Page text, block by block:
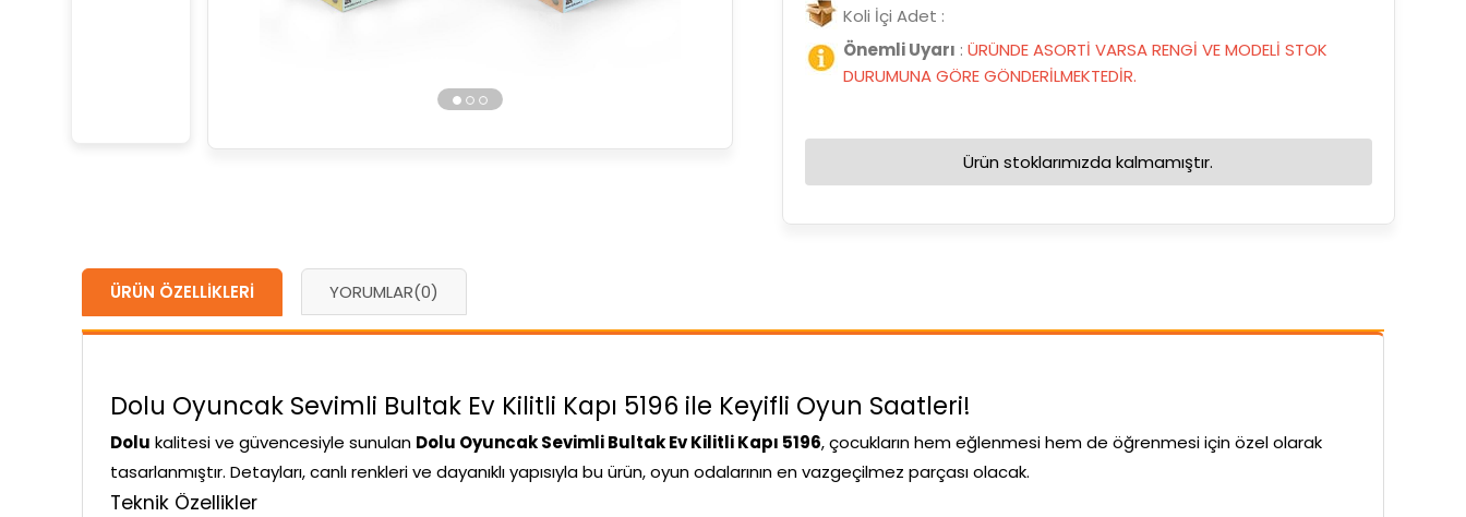
Koli İçi Adet :
Önemli Uyarı : ÜRÜNDE ASORTİ VARSA RENGİ VE MODELİ STOK
DURUMUNA GÖRE GÖNDERİLMEKTEDİR.
Ürün stoklarımızda kalmamıştır.
ÜRÜN ÖZELLIKLERI YORUMLAR(0)
Dolu Oyuncak Sevimli Bultak Ev Kilitli Kapı 5196 ile Keyifli Oyun Saatleri!
Dolu kalitesi ve güvencesiyle sunulan Dolu Oyuncak Sevimli Bultak Ev Kilitli Kapı 5196, çocukların hem eğlenmesi hem de öğrenmesi için özel olarak
tasarlanmıştır. Detayları, canlı renkleri ve dayanıklı yapısıyla bu ürün, oyun odalarının en vazgeçilmez parçası olacak.
Teknik Özellikler